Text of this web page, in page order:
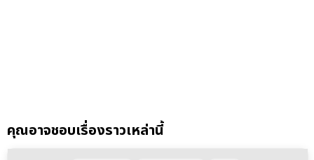
คุณอาจชอบเรื่องราวเหล่านี้